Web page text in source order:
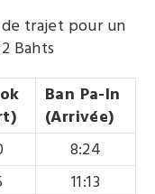
trajet pour un
Bahts
Ban Pa-In
(Arrivée)
8:24
11:13